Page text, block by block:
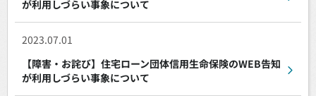
が利用しづらい事象について
2023.07.01
【障害・お詫び】住宅ローン団体信用生命保険のWEB告知
が利用しづらい事象について